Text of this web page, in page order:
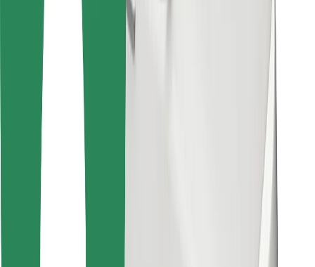
Descargar la app de Bolt
Encontrá tu comida favorita
Descargar la app de Bolt Food